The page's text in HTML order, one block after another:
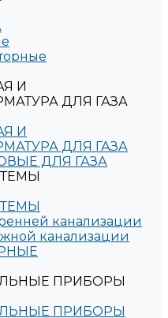
И
ДЛЯ ГАЗА
И
ДЛЯ ГАЗА
ДЛЯ ГАЗА
канализации
канализации
ПРИБОРЫ
ПРИБОРЫ